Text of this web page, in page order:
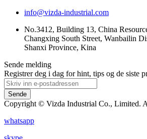
info@vizda-industrial.com
No.3412, Building 13, China
Changxing South Street, Wanbailin
Shanxi Province, Kina
Sende melding
Registrer deg i dag for hint, tips og de siste
Sende
Copyright © Vizda Industrial Co., Limited.
whatsapp